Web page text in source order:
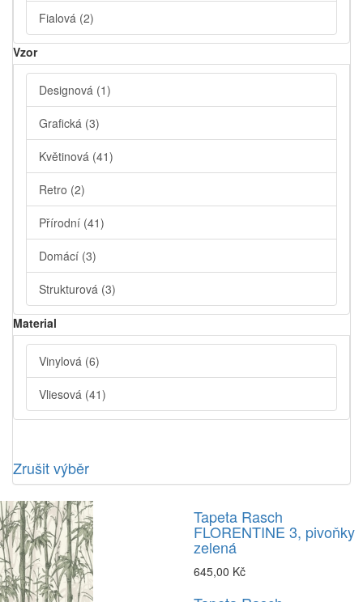
Fialová (2)
Vzor
Designová (1)
Grafická (3)
Květinová (41)
Retro (2)
Přírodní (41)
Domácí (3)
Strukturová (3)
Material
Vinylová (6)
Vliesová (41)
Zrušit výběr
Tapeta Rasch
FLORENTINE 3, pivoňky
zelená
645,00 Kč